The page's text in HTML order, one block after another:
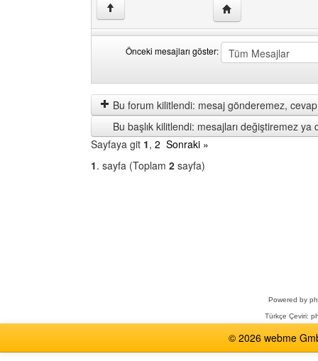
↑ Yazarın web sitesini
Önceki mesajları göster:
mesajları
göster
by
Bu forum kilitlendi: mesaj gönderemez,
Bu başlık kilitlendi: mesajları değiştiremez ya
Sayfaya git 1, 2 Sonraki »
1. sayfa (Toplam 2 sayfa)
Powered by
Türkçe Çeviri:
© 2026 webme